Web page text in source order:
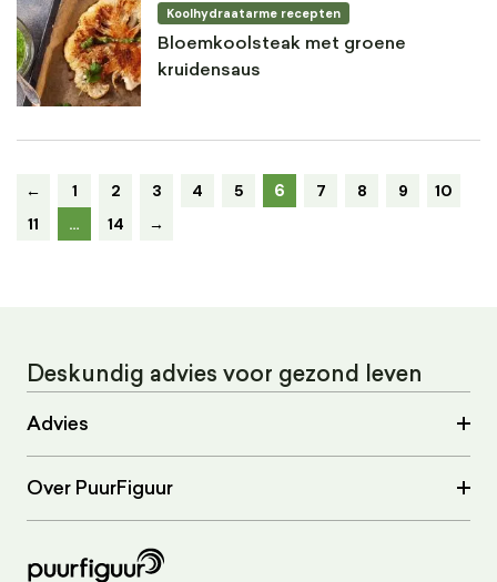
Koolhydraatarme recepten
Bloemkoolsteak met groene
kruidensaus
← 1 2 3 4 5 6 7 8 9
10
11
… 14 →
Deskundig advies voor gezond leven
Advies
Over PuurFiguur